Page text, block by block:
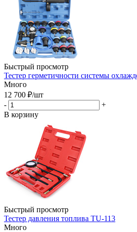
Быстрый просмотр
Тестер герметичности системы
Много
12 700 ₽/шт
-
+
В корзину
Быстрый просмотр
Тестер давления топлива TU-113
Много